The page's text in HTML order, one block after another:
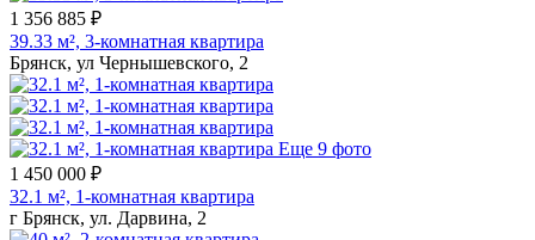
1 356 885 ₽
39.33 м², 3-комнатная квартира
Брянск, ул Чернышевского, 2
Еще 9 фото
1 450 000 ₽
32.1 м², 1-комнатная квартира
г Брянск, ул. Дарвина, 2